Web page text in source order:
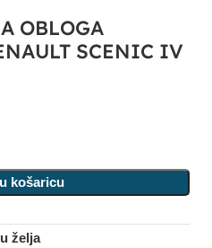
OBLOGA
SCENIC IV
košaricu
želja